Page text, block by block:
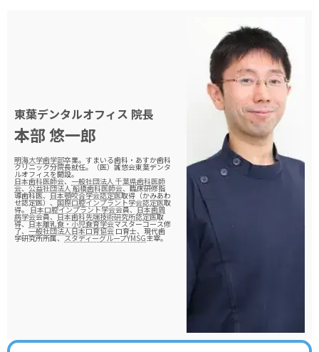
東葉デンタルオフィス 院長
本部 悠一郎
明海大学歯学部卒業。すまいる歯科・あすか歯科
クリニック分院長就任。（医）誠悠会東葉デンタ
ルオフィスを開設。
日本歯科医師会、一般社団法人 千葉県歯科医師
会、公益社団法人 船橋歯科医師会、臨床研修指
導歯科医、日本顎咬合学会認定医取得（かみあわ
せ認定医）、国際口腔インプラント学会認定医取
得。日本口腔インプラント学会会員、日本歯周
病学会会員、日本歯科先端技術研究所認定医取
得、日本離乳食・小児食育学会マスターコース修
了、 一般社団法人日本口育協会 口育士、現代歯
学研究所所属、スタディーグループYMSG主宰。